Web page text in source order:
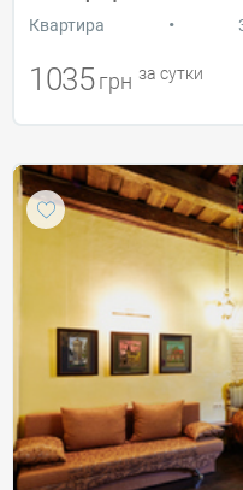
Квартира •
1035 грн за сутки